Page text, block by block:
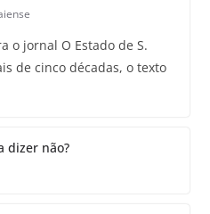
o jornal O Estado de S.
de cinco décadas, o texto
dizer não?